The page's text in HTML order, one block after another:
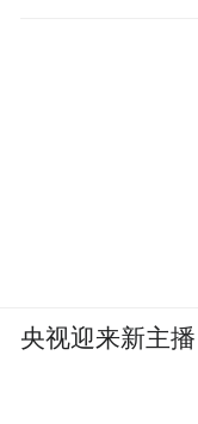
央视迎来新主播